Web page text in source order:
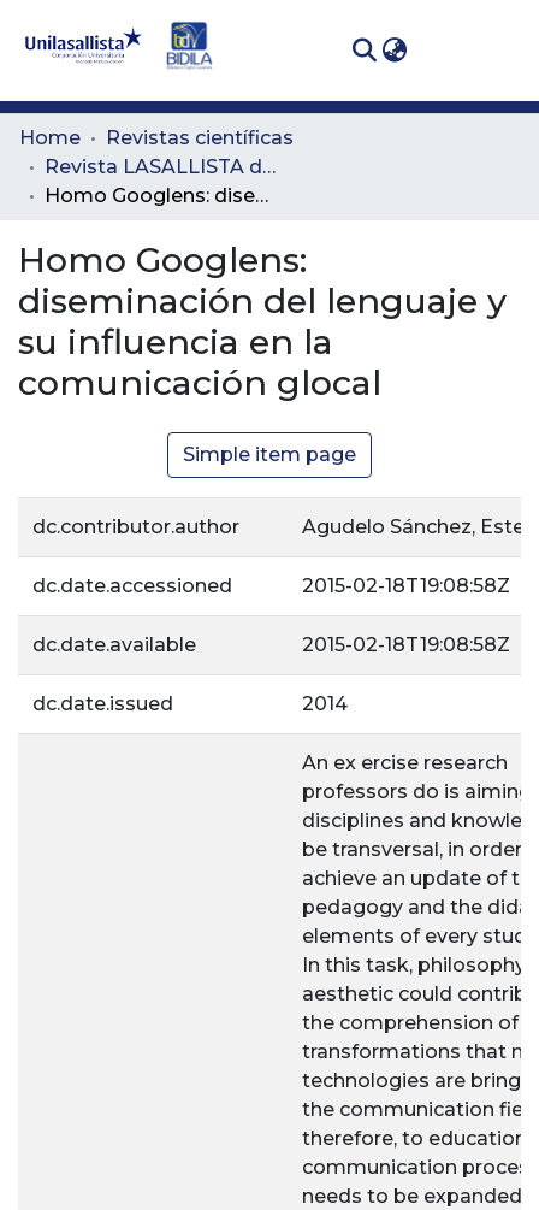
Communities
& Collections
Statistics
Home
Revistas científicas
Revista LASALLISTA de Investigación
Homo Googlens: diseminación del lenguaje y su influencia en la comunicación glocal
Homo Googlens:
diseminación del lenguaje y
su influencia en la
comunicación glocal
Simple item page
dc.contributor.author Agudelo Sánchez,
dc.date.accessioned 2015-02-18T19:08:58Z
dc.date.available 2015-02-18T19:08:58Z
dc.date.issued 2014
An ex ercise research
professors do is aiming
disciplines and
be transversal, in order
achieve an update of
pedagogy and the
elements of every
In this task, philosophy
aesthetic could
the comprehension of
transformations that
technologies are
the communication
therefore, to education.
communication
needs to be expanded